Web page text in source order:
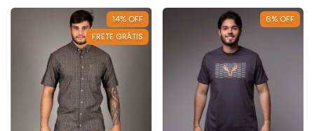
14% OFF
FRETE GRÁTIS
6% OFF